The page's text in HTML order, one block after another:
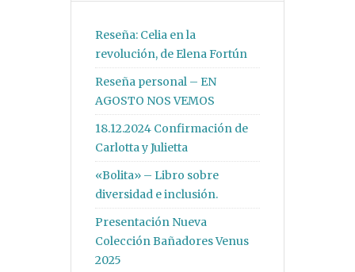
Reseña: Celia en la
revolución, de Elena Fortún
Reseña personal – EN
AGOSTO NOS VEMOS
18.12.2024 Confirmación de
Carlotta y Julietta
«Bolita» – Libro sobre
diversidad e inclusión.
Presentación Nueva
Colección Bañadores Venus
2025